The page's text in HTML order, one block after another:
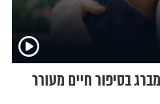
בסיפור חיים מעורר